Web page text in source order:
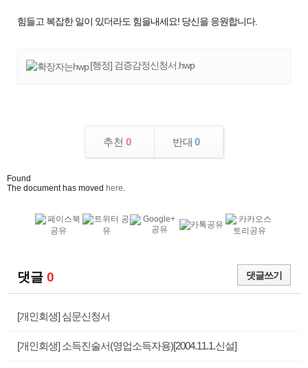
힘들고 복잡한 일이 있더라도 힘을내세요! 당신을 응원합니다.
[행정] 검증감정신청서.hwp
추천 0 반대 0
Found
The document has moved here
댓글 0 댓글쓰기
[개인회생] 심문신청서
[개인회생] 소득진술서(영업소득자용)[2004.11.1.신설]